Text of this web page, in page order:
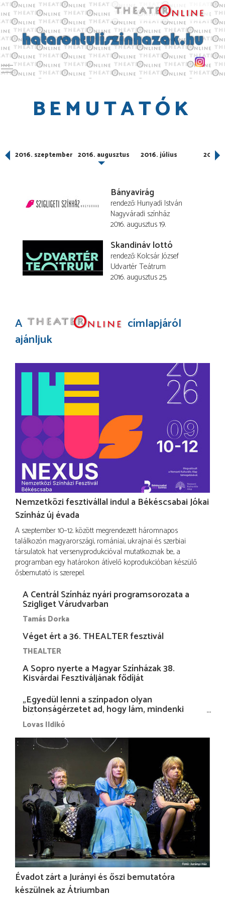
Toggle main menu visibility
BEMUTATÓK
2016. szeptember 2016. augusztus 2016. július 2016.
Bányavirág
rendező Hunyadi István
Nagyváradi színház
2016. augusztus 19.
Skandináv lottó
rendező Kolcsár József
Udvartér Teátrum
2016. augusztus 25.
A
címlapjáról
ajánljuk
Nemzetközi fesztivállal indul a Békéscsabai Jókai
Színház új évada
A szeptember 10–12. között megrendezett háromnapos
találkozón magyarországi, romániai, ukrajnai és szerbiai
társulatok hat versenyprodukcióval mutatkoznak be, a
programban egy határokon átívelő koprodukcióban készülő
ősbemutató is szerepel.
A Centrál Színház nyári programsorozata a
Szigliget Várudvarban
Tamás Dorka
Véget ért a 36. THEALTER fesztivál
THEALTER
A Sopro nyerte a Magyar Színházak 38.
Kisvárdai Fesztiváljának fődíját
„Egyedül lenni a színpadon olyan
biztonságérzetet ad, hogy lám, mindenki
más nélkül is megvagyok magammal…”
Lovas Ildikó
Évadot zárt a Jurányi és őszi bemutatóra
készülnek az Átriumban